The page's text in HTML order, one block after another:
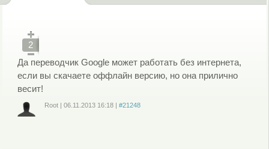
2
Да переводчик Google может работать без интернета,
если вы скачаете оффлайн версию, но она прилично
весит!
Root |06.11.2013 16:18 |#21248